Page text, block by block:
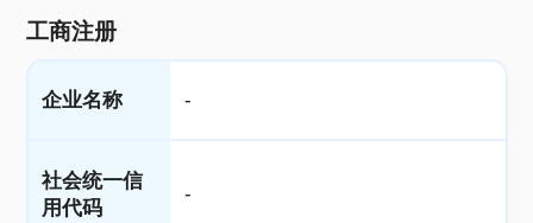
工商注册
企业名称 -
社会统一信
用代码
-